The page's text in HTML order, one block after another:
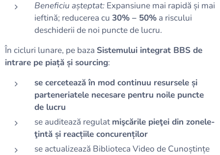
Beneficiu așteptat: Expansiune mai rapidă și mai
ieftină; reducerea cu 30% – 50% a riscului
deschiderii de noi puncte de lucru.
În cicluri lunare, pe baza Sistemului integrat BBS de
intrare pe piață și sourcing:
se cercetează în mod continuu resursele și
parteneriatele necesare pentru noile puncte
de lucru
se auditează regulat mişcările pieţei din zonele-
ţintă și reacțiile concurenților
se actualizează Biblioteca Video de Cunoștințe